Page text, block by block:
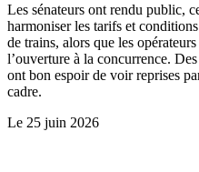
Les sénateurs ont rendu public,
harmoniser les tarifs et
de trains, alors que les
l’ouverture à la concurrence.
ont bon espoir de voir reprises
cadre.
Le 25 juin 2026